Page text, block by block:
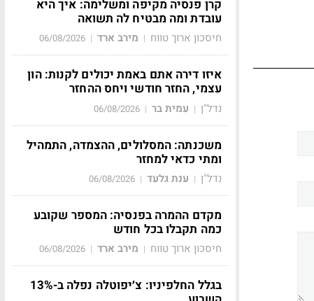
קרן פנסיה מקיפה ומשלימה: איך היא
עובדת ומה מבטיח לה תשואה
חיסכון ארוך טווח | מירב ארד |
06/08/2026
איזו דירה אתם באמת יכולים לקנות: הון
עצמי, החזר חודשי ויחס ההחזר
נדל"ן | עמית בר |
06/08/2026
משכנתה: המסלולים, ההצמדה, התמהיל
ומתי כדאי למחזר
נדל"ן | ענת גלעד |
06/08/2026
מקדם ההמרה בפנסיה: המספר שקובע
כמה תקבלו בכל חודש
חיסכון ארוך טווח | מירב ארד |
06/08/2026
בגלל החלפיניו: צ׳יפוטלה נפלה ב-13%